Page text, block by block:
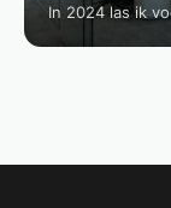
In 2024 las ik